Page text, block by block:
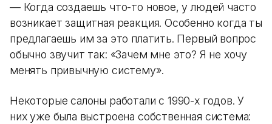
— Когда создаешь что-то новое, у людей часто
возникает защитная реакция. Особенно когда ты
предлагаешь им за это платить. Первый вопрос
обычно звучит так: «Зачем мне это? Я не хочу
менять привычную систему».
Некоторые салоны работали с 1990-х годов. У
них уже была выстроена собственная система: